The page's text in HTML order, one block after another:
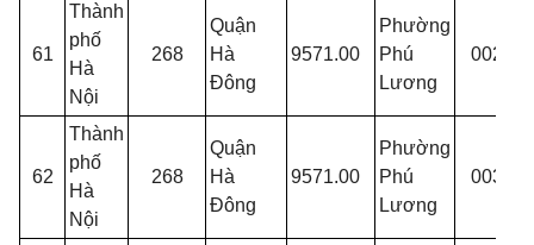
61
Thành
phố
Hà
Nội
268
Quận
Hà
Đông
9571.00
Phường
Phú
Lương
002
62
Thành
phố
Hà
Nội
268
Quận
Hà
Đông
9571.00
Phường
Phú
Lương
003